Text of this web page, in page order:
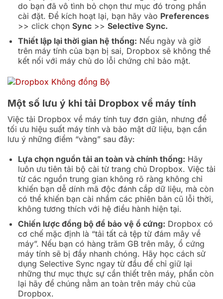
do bạn đã vô tình bỏ chọn thư mục đó trong phần
cài đặt. Để kích hoạt lại, bạn hãy vào Preferences
>> click chọn Sync>> Selective Sync.
Thiết lập lại thời gian hệ thống: Nếu ngày và giờ
trên máy tính của bạn bị sai, Dropbox sẽ không thể
kết nối với máy chủ do lỗi chứng chỉ bảo mật.
Một số lưu ý khi tải Dropbox về máy tính
Việc tải Dropbox về máy tính tuy đơn giản, nhưng để
tối ưu hiệu suất máy tính và bảo mật dữ liệu, bạn cần
lưu ý những điểm “vàng” sau đây:
Lựa chọn nguồn tải an toàn và chính thống: Hãy
luôn ưu tiên tải bộ cài từ trang chủ Dropbox. Việc tải
từ các nguồn trung gian không rõ ràng không chỉ
khiến bạn dễ dính mã độc đánh cắp dữ liệu, mà còn
có thể khiến bạn cài nhầm các phiên bản cũ lỗi thời,
không tương thích với hệ điều hành hiện tại.
Chiến lược đồng bộ để bảo vệ ổ cứng: Dropbox có
cơ chế mặc định là “tải tất cả tệp từ đám mây về
máy”. Nếu bạn có hàng trăm GB trên mây, ổ cứng
máy tính sẽ bị đầy nhanh chóng. Hãy học cách sử
dụng Selective Sync ngay từ đầu để chỉ giữ lại
những thư mục thực sự cần thiết trên máy, phần còn
lại hãy để chúng nằm an toàn trên máy chủ của
Dropbox.